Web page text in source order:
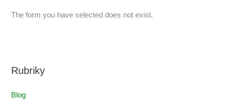
The form you have selected does not exist.
Rubriky
Blog